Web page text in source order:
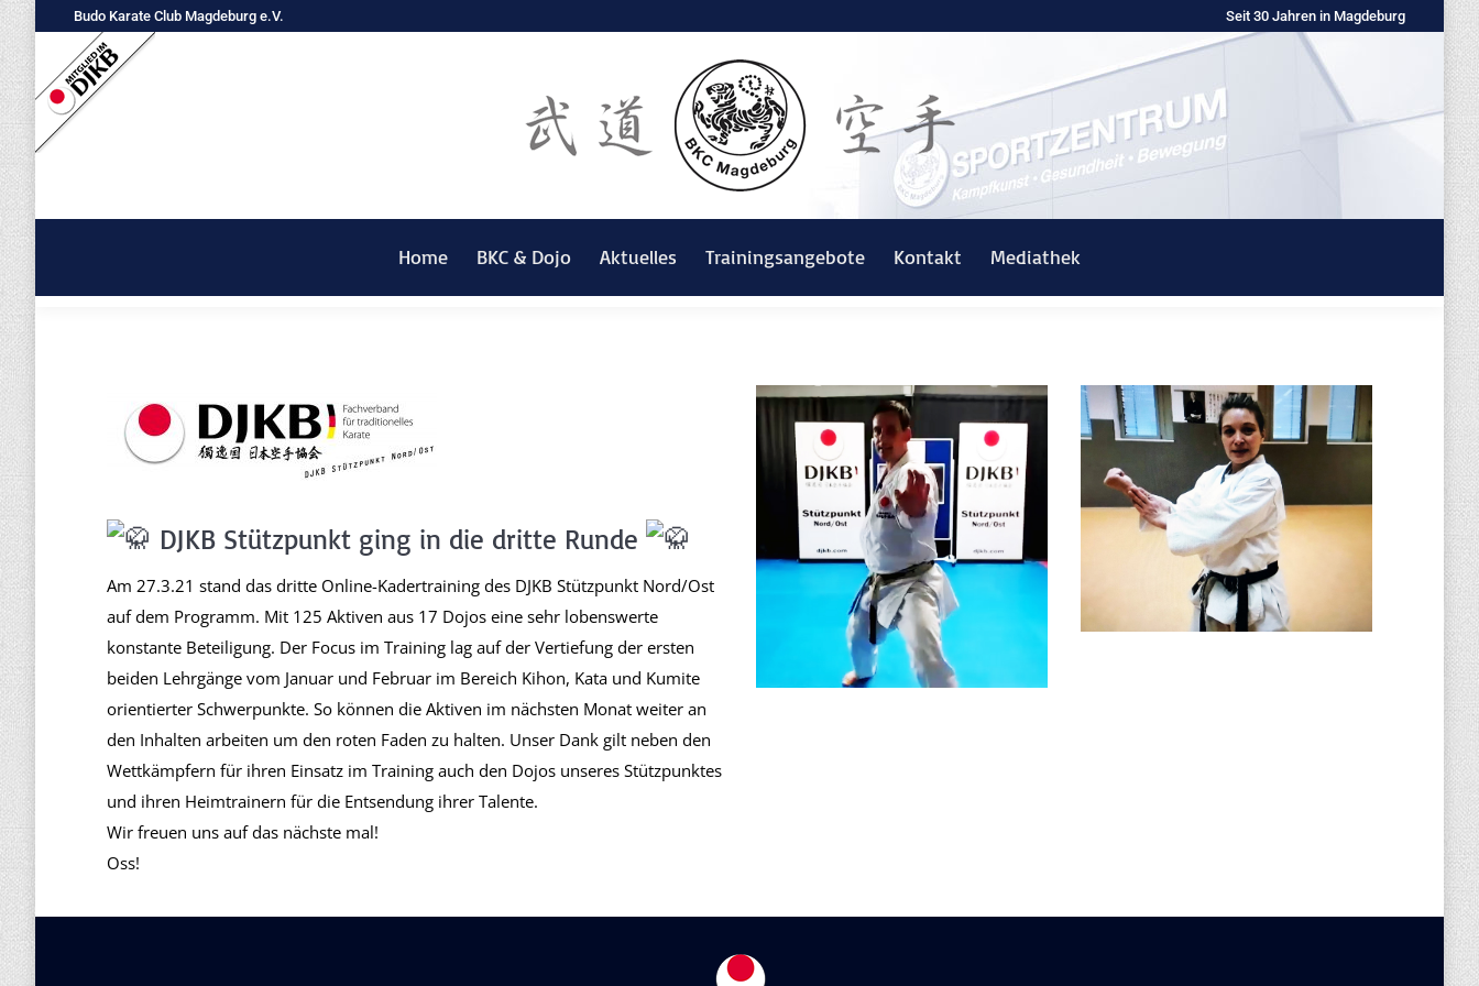
Budo Karate Club Magdeburg e.V. Seit 30 Jahren in Magdeburg
Home BKC & Dojo Aktuelles Trainingsangebote Kontakt Mediathek
DJKB Stützpunkt ging in die dritte Runde
Am 27.3.21 stand das dritte Online-Kadertraining des DJKB Stützpunkt Nord/Ost
auf dem Programm. Mit 125 Aktiven aus 17 Dojos eine sehr lobenswerte
konstante Beteiligung. Der Focus im Training lag auf der Vertiefung der ersten
beiden Lehrgänge vom Januar und Februar im Bereich Kihon, Kata und Kumite
orientierter Schwerpunkte. So können die Aktiven im nächsten Monat weiter an
den Inhalten arbeiten um den roten Faden zu halten. Unser Dank gilt neben den
Wettkämpfern für ihren Einsatz im Training auch den Dojos unseres Stützpunktes
und ihren Heimtrainern für die Entsendung ihrer Talente.
Wir freuen uns auf das nächste mal!
Oss!